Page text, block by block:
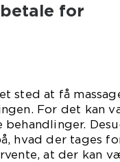
for
sted at få
For det kan
behandlinger.
hvad der tages
at der kan